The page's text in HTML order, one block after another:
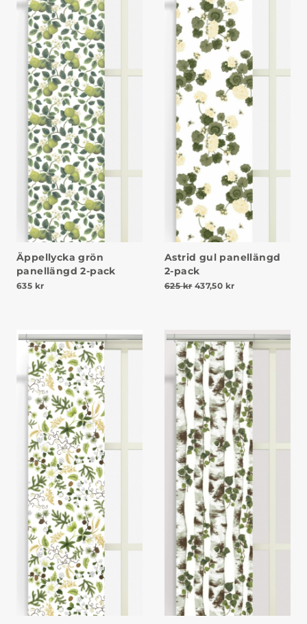
Äppellycka grön
panellängd 2-pack
635 kr
Astrid gul panellängd
2-pack
625kr Det ursprungliga priset
437,50 krDet nuvarande